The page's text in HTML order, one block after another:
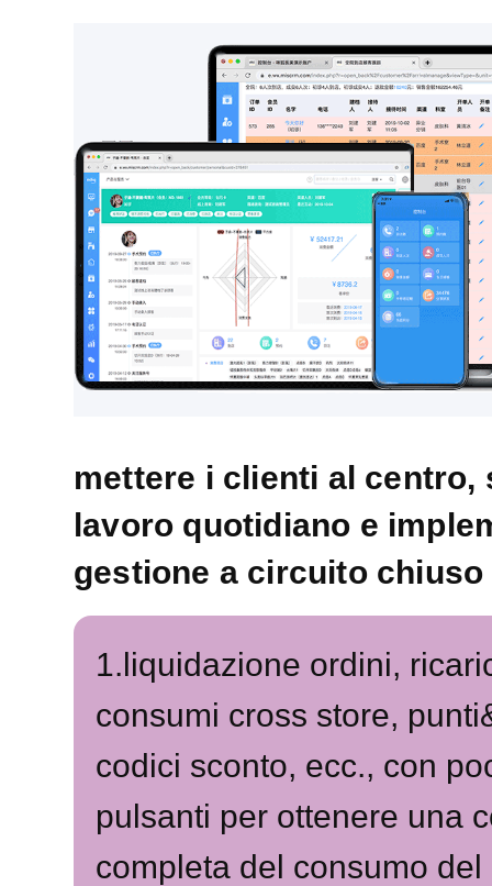
mettere i clienti al centro,
lavoro quotidiano e
gestione a circuito chiuso
1.liquidazione ordini,
consumi cross store,
codici sconto, ecc., con
pulsanti per ottenere una
completa del consumo